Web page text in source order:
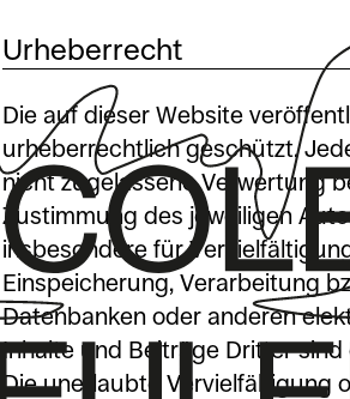
Urheberrecht
Die auf dieser Website
urheberrechtlich geschützt.
nicht zugelassene Verwertung
Zustimmung des jeweiligen
insbesondere für
Einspeicherung, Verarbeitung
Datenbanken oder anderen
Inhalte und Beiträge Dritter
Die unerlaubte Vervielfältigung